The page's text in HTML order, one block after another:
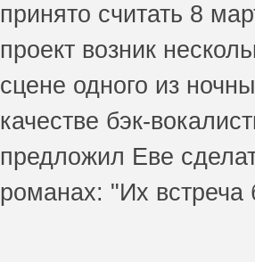
принято считать 8
проект возник
сцене одного из
качестве бэк-
предложил Еве
романах: "Их встреча